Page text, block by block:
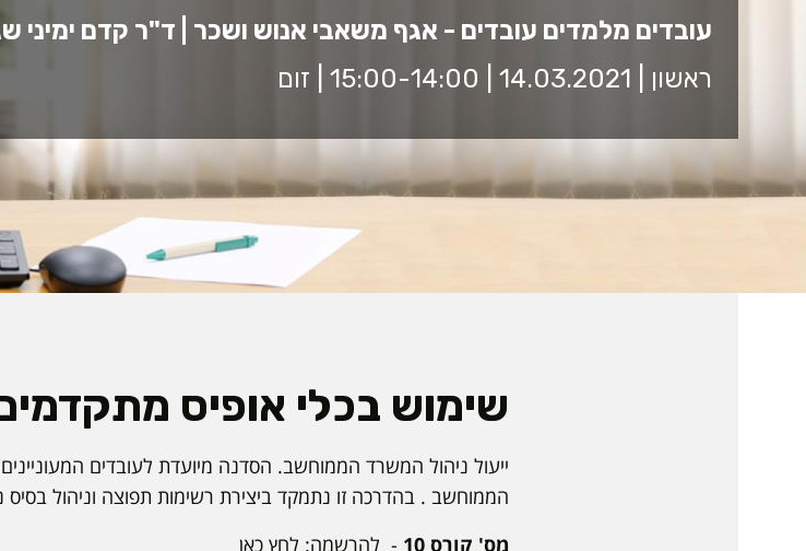
עובדים מלמדים עובדים - אגף משאבי אנוש ושכר | ד"ר קדם ימיני
ראשון | 14.03.2021 | 15:00-14:00 | זום
שימוש בכלי אופיס
ייעול ניהול המשרד הממוחשב. הסדנה מיועדת לעובדים
הממוחשב . בהדרכה זו נתמקד ביצירת רשימות תפוצה וניהול בסיס
מס' קורס 10
- להרשמה: לחץ כאן